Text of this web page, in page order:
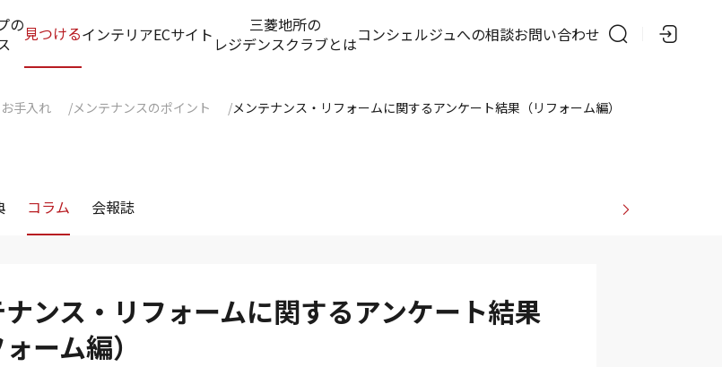
の見つけるインテリアECサイト
三菱地所の
レジデンスクラブとはコンシェルジュへの相談お問い合わせ
手入れ メンテナンスのポイント メンテナンス・リフォームに関するアンケート結果（リフォーム編）
コラム 会報誌
ンス・リフォームに関するアンケート結果
ォーム編）